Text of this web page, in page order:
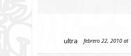
ultra febrero 22, 2010 at